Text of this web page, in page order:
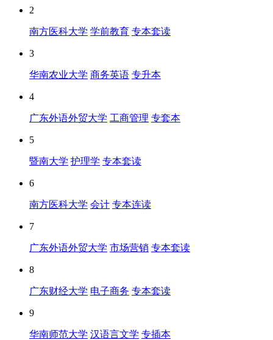
2
南方医科大学 学前教育 专本套读
3
华南农业大学 商务英语 专升本
4
广东外语外贸大学 工商管理 专套本
5
暨南大学 护理学 专本套读
6
南方医科大学 会计 专本连读
7
广东外语外贸大学 市场营销 专本套读
8
广东财经大学 电子商务 专本套读
9
华南师范大学 汉语言文学 专插本